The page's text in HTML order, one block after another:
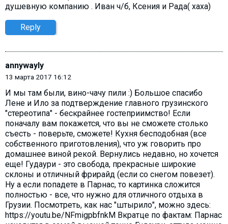
душевную компанию . Иван ч/б, Ксения и Рада( хаха)
Reply
annywayly
13 марта 2017 16:12
И мы там были, вино-чачу пили :) Большое спасибо
Лене и Ило за подтверждение главного грузинского
"стереотипа" - бескрайнее гостеприимство! Если
поначалу вам покажется, что вы не сможете столько
съесть - поверьте, сможете! Кухня бесподобная (все
собственного приготовления), что уж говорить про
домашнее виной рекой. Вернулись недавно, но хочется
еще! Гудаури - это свобода, прекрасные широкие
склоны и отличный фрирайд (если со снегом повезет).
Ну а если попадете в Парнас, то картинка сложится
полностью - все, что нужно для отличного отдыха в
Грузии. Посмотреть, как нас "штырило", можно здесь:
https://youtu.be/NFmigpbfnkM Вкратце по фактам: Парнас